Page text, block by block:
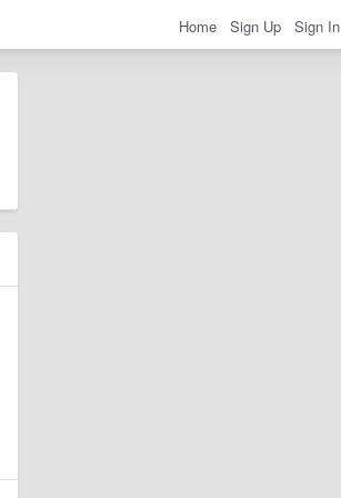
Home Sign Up Sign In